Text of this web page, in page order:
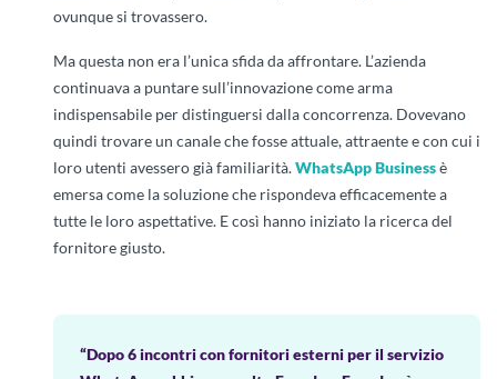
ovunque si trovassero.
Ma questa non era l’unica sfida da affrontare. L’azienda
continuava a puntare sull’innovazione come arma
indispensabile per distinguersi dalla concorrenza. Dovevano
quindi trovare un canale che fosse attuale, attraente e con cui i
loro utenti avessero già familiarità.WhatsApp Businessè
emersa come la soluzione che rispondeva efficacemente a
tutte le loro aspettative. E così hanno iniziato la ricerca del
fornitore giusto.
“Dopo 6 incontri con fornitori esterni per il servizio